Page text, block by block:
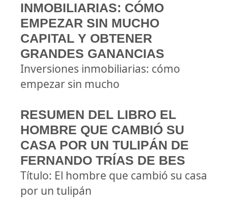
INMOBILIARIAS: CÓMO
EMPEZAR SIN MUCHO
CAPITAL Y OBTENER
GRANDES GANANCIAS
Inversiones inmobiliarias: cómo
empezar sin mucho
RESUMEN DEL LIBRO EL
HOMBRE QUE CAMBIÓ SU
CASA POR UN TULIPÁN DE
FERNANDO TRÍAS DE BES
Título: El hombre que cambió su casa
por un tulipán